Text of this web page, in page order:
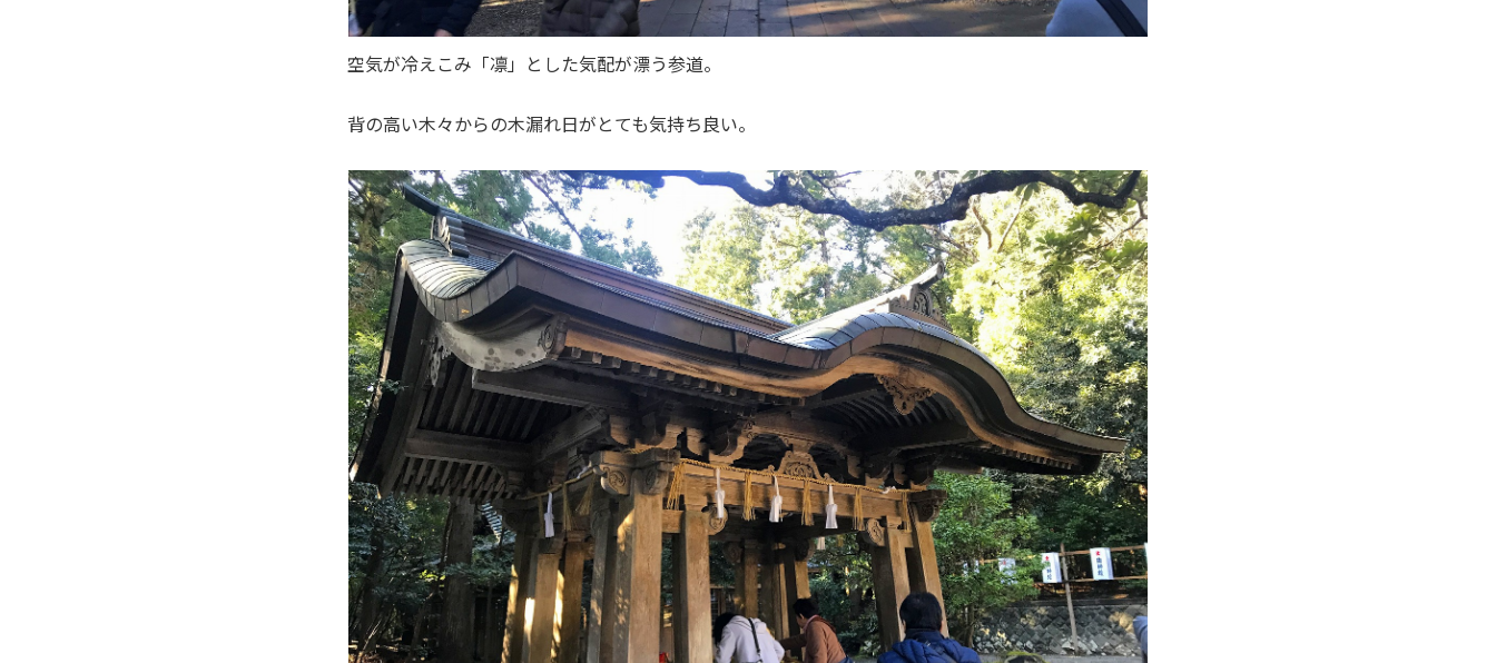
空気が冷えこみ「凛」とした気配が漂う参道。
背の高い木々からの木漏れ日がとても気持ち良い。